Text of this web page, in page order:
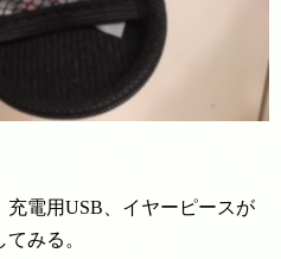
電用USB、イヤーピースが
みる。